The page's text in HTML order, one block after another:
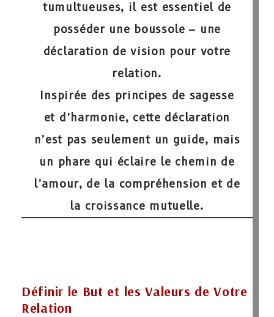
tumultueuses, il est essentiel de
posséder une boussole – une
déclaration de vision pour votre
relation.
Inspirée des principes de sagesse
et d’harmonie, cette déclaration
n’est pas seulement un guide, mais
un phare qui éclaire le chemin de
l’amour, de la compréhension et de
la croissance mutuelle.
Définir le But et les Valeurs de Votre
Relation